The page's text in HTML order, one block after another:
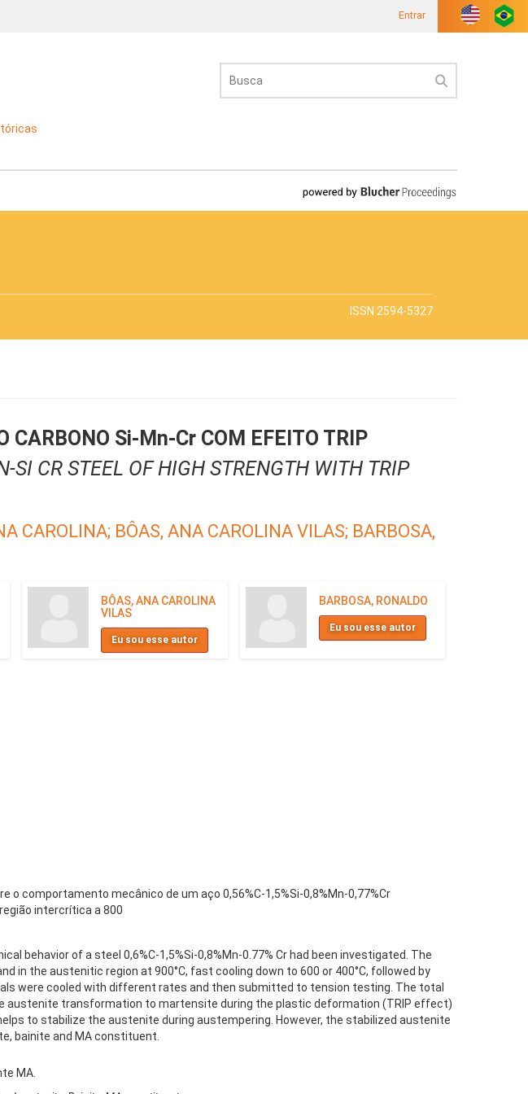
Entrar
ISSN 2594-5327
CARBONO Si-Mn-Cr COM EFEITO TRIP
CR STEEL OF HIGH STRENGTH WITH TRIP
CAROLINA; BÔAS, ANA CAROLINA VILAS; BARBOSA,
BÔAS, ANA CAROLINA
VILAS
Eu sou esse autor
BARBOSA, RONALDO
Eu sou esse autor
comportamento mecânico de um aço 0,56%C-1,5%Si-0,8%Mn-0,77%Cr
intercrítica a 800
behavior of a steel 0,6%C-1,5%Si-0,8%Mn-0.77% Cr had been investigated. The
in the austenitic region at 900°C, fast cooling down to 600 or 400°C, followed by
were cooled with different rates and then submitted to tension testing. The total
austenite transformation to martensite during the plastic deformation (TRIP effect)
to stabilize the austenite during austempering. However, the stabilized austenite
bainite and MA constituent.
MA.